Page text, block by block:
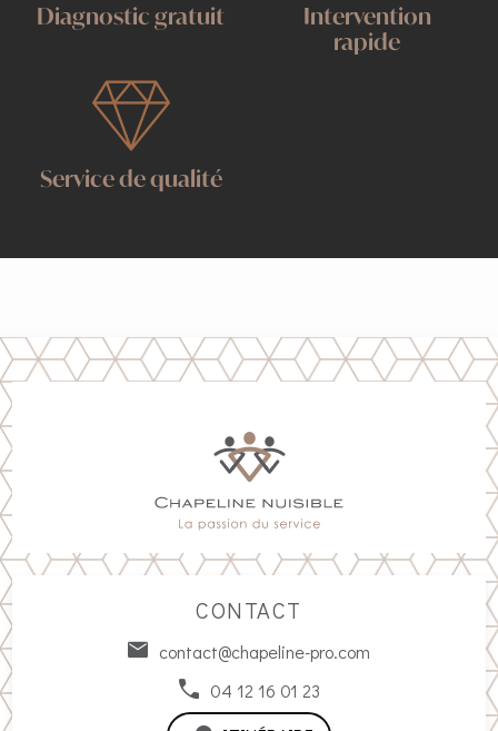
Diagnostic gratuit
Intervention
rapide
Service de qualité
CONTACT
contact@chapeline-pro.com
04 12 16 01 23